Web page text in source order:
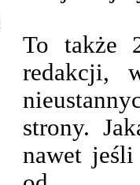
To także
redakcji,
strony.
nawet